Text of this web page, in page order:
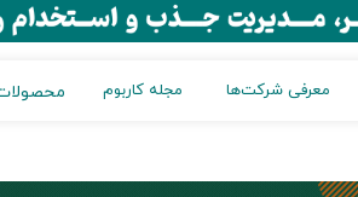
معرفی شرکت‌ها مجله کاربوم